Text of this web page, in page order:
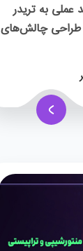
عملی به تریدر
طراحی چالش‌های